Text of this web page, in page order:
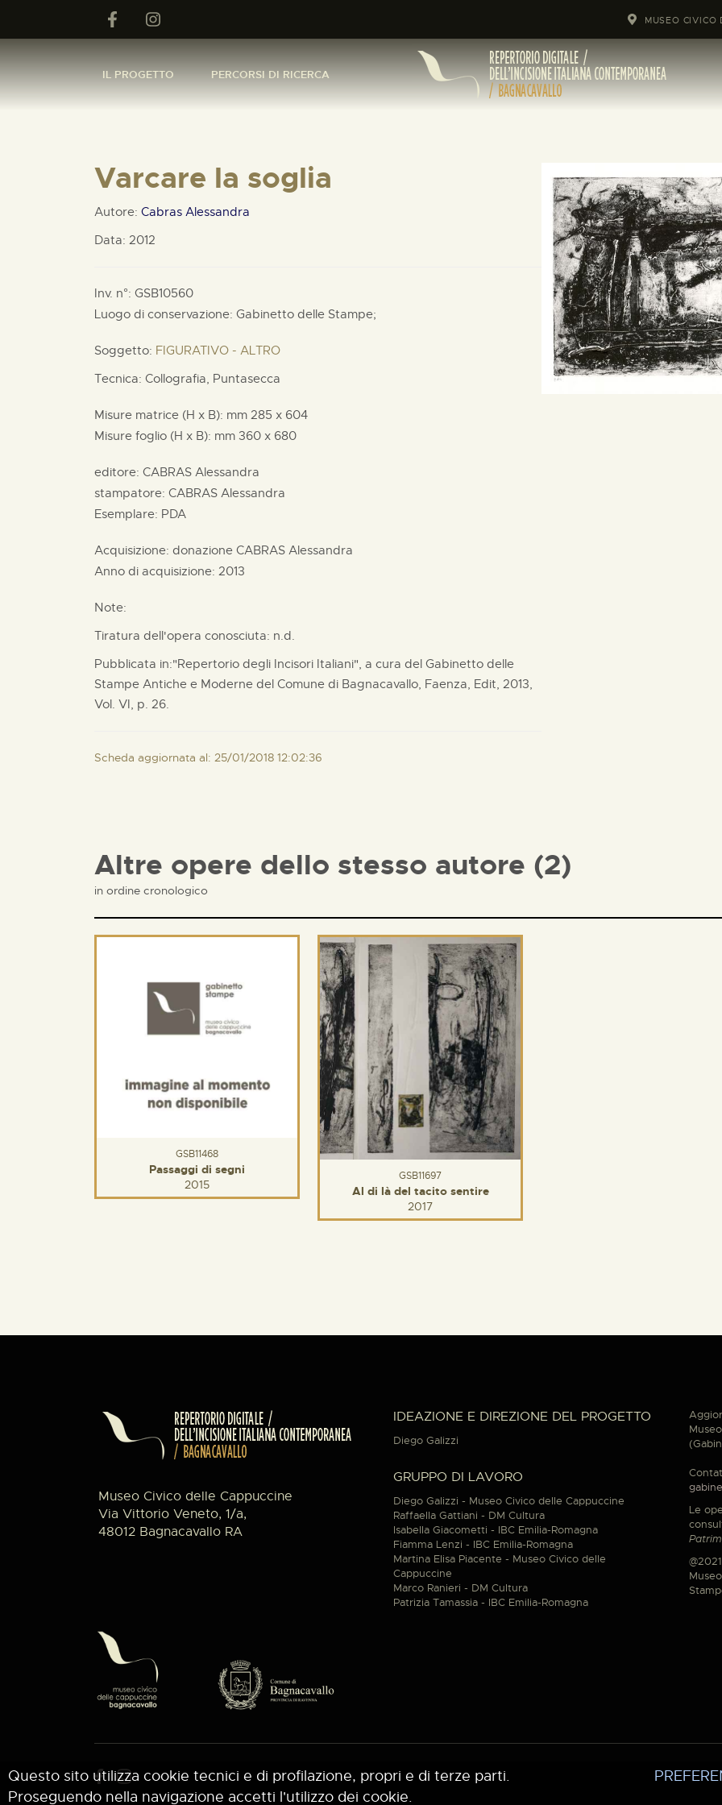
MUSEO CIVICO
IL PROGETTO PERCORSI DI RICERCA
Varcare la soglia
Autore: Cabras Alessandra
Data: 2012
Inv. n°: GSB10560
Luogo di conservazione: Gabinetto delle Stampe;
Soggetto: FIGURATIVO - ALTRO
Tecnica: Collografia, Puntasecca
Misure matrice (H x B): mm 285 x 604
Misure foglio (H x B): mm 360 x 680
editore: CABRAS Alessandra
stampatore: CABRAS Alessandra
Esemplare: PDA
Acquisizione: donazione CABRAS Alessandra
Anno di acquisizione: 2013
Note:
Tiratura dell'opera conosciuta: n.d.
Pubblicata in:"Repertorio degli Incisori Italiani", a cura del Gabinetto delle
Stampe Antiche e Moderne del Comune di Bagnacavallo, Faenza, Edit, 2013,
Vol. VI, p. 26.
Scheda aggiornata al: 25/01/2018 12:02:36
Altre opere dello stesso autore (2)
in ordine cronologico
GSB11468
Passaggi di segni
2015
GSB11697
Al di là del tacito sentire
2017
Museo Civico delle Cappuccine
Via Vittorio Veneto, 1/a,
48012 Bagnacavallo RA
IDEAZIONE E DIREZIONE DEL PROGETTO
Diego Galizzi
GRUPPO DI LAVORO
Diego Galizzi - Museo Civico delle Cappuccine
Raffaella Gattiani - DM Cultura
Isabella Giacometti - IBC Emilia-Romagna
Fiamma Lenzi - IBC Emilia-Romagna
Martina Elisa Piacente - Museo Civico delle
Cappuccine
Marco Ranieri - DM Cultura
Patrizia Tamassia - IBC Emilia-Romagna
Le
Questo sito utilizza cookie tecnici e di profilazione, propri e di terze parti.
Proseguendo nella navigazione accetti l'utilizzo dei cookie.